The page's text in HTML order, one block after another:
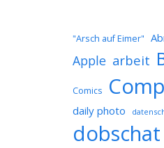
"Arsch auf Eimer"
Apple arbeit
Comics
daily photo
dobschat